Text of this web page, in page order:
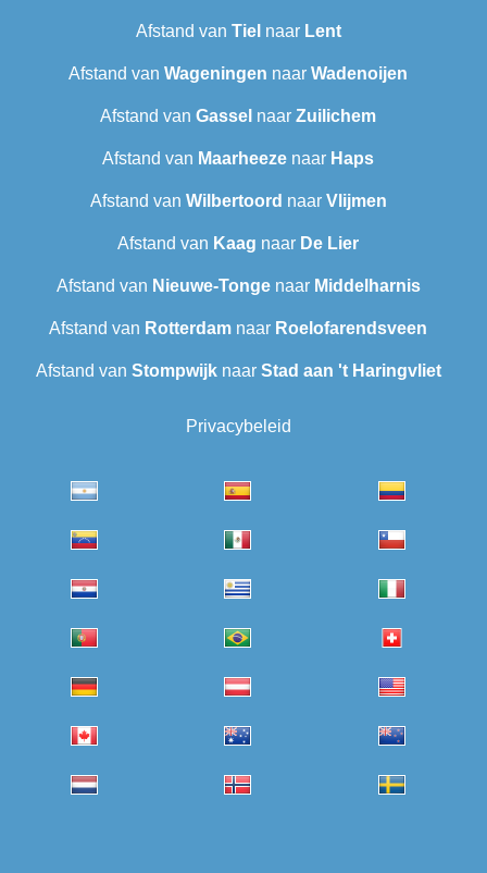
Afstand van Tiel naar Lent
Afstand van Wageningen naar Wadenoijen
Afstand van Gassel naar Zuilichem
Afstand van Maarheeze naar Haps
Afstand van Wilbertoord naar Vlijmen
Afstand van Kaag naar De Lier
Afstand van Nieuwe-Tongenaar Middelharnis
Afstand van Rotterdam naar Roelofarendsveen
Afstand van Stompwijknaar Stad aan 't Haringvliet
Privacybeleid